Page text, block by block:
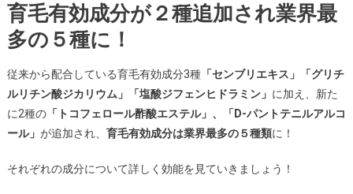
育毛有効成分が２種追加され業界最
多の５種に！
従来から配合している育毛有効成分3種「センブリエキス」「グリチ
ルリチン酸ジカリウム」「塩酸ジフェンヒドラミン」 に加え、新た
に2種の「トコフェロール酢酸エステル」、「D-パントテニルアルコ
ール」 が追加され、 育毛有効成分は業界最多の５種類に！
それぞれの成分について詳しく効能を見ていきましょう！